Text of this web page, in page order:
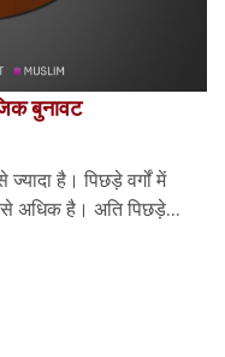
बुनावट
ज्यादा है। पिछड़े वर्गों में
अधिक है। अति पिछड़े...